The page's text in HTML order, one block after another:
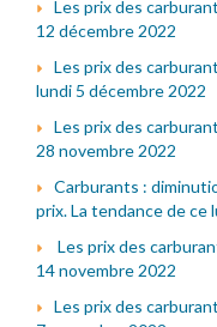
Les prix des
12 décembre 2022
Les prix des
lundi 5 décembre 2022
Les prix des
28 novembre 2022
Carburants :
prix. La tendance de ce
Les prix des
14 novembre 2022
Les prix des